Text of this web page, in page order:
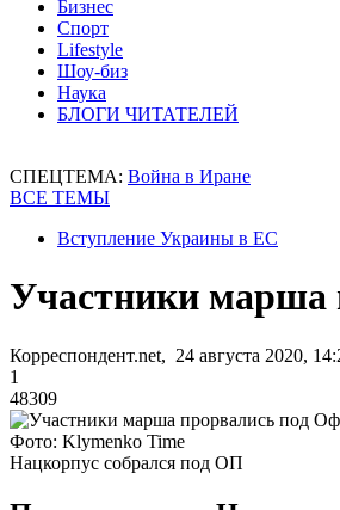
Бизнес
Спорт
Lifestyle
Шоу-биз
Наука
БЛОГИ ЧИТАТЕЛЕЙ
СПЕЦТЕМА: Война в Иране
ВСЕ ТЕМЫ
Вступление Украины в ЕС
Участники марша
Корреспондент.net, 24 августа 2020,
1
48309
Фото: Klymenko Time
Нацкорпус собрался под ОП